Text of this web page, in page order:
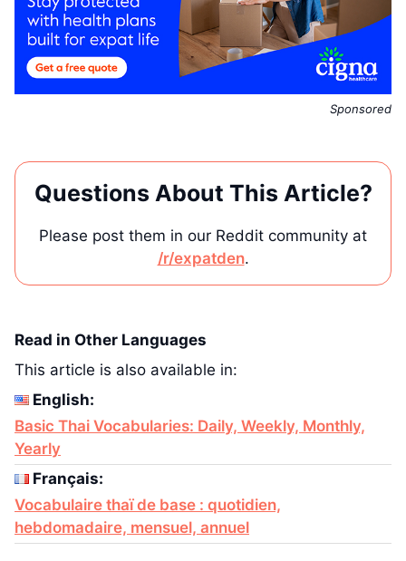
Sponsored
Questions About This Article?
Please post them in our Reddit community at
/r/expatden.
Read in Other Languages
This article is also available in:
English:
Basic Thai Vocabularies: Daily, Weekly, Monthly,
Yearly
Français:
Vocabulaire thaï de base : quotidien,
hebdomadaire, mensuel, annuel